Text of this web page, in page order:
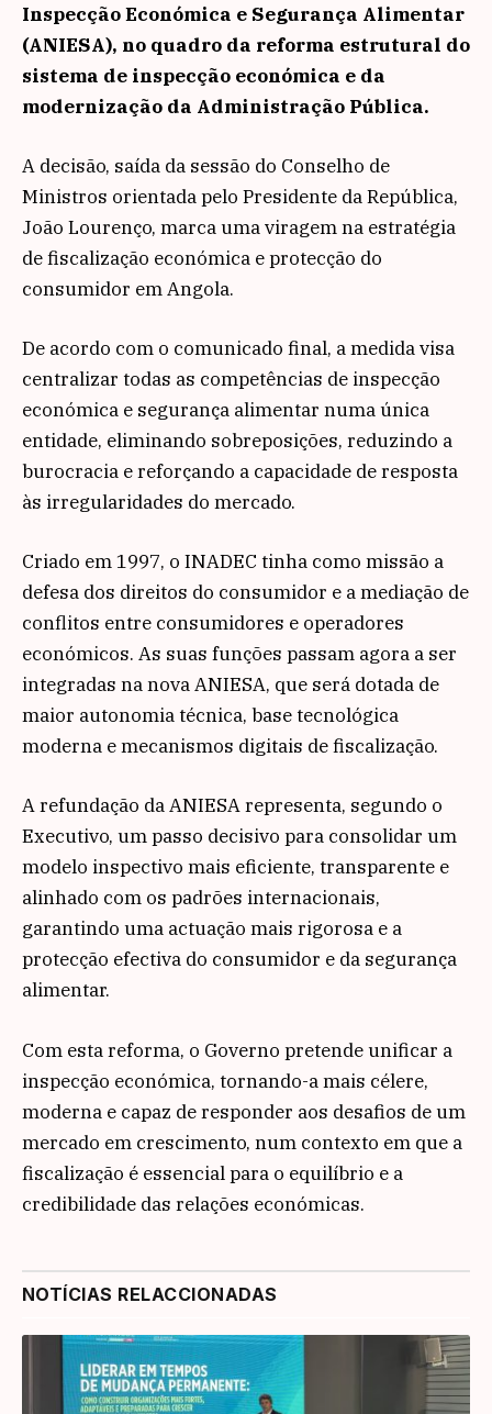
Inspecção Económica e Segurança Alimentar
(ANIESA), no quadro da reforma estrutural do
sistema de inspecção económica e da
modernização da Administração Pública.
A decisão, saída da sessão do Conselho de
Ministros orientada pelo Presidente da República,
João Lourenço, marca uma viragem na estratégia
de fiscalização económica e protecção do
consumidor em Angola.
De acordo com o comunicado final, a medida visa
centralizar todas as competências de inspecção
económica e segurança alimentar numa única
entidade, eliminando sobreposições, reduzindo a
burocracia e reforçando a capacidade de resposta
às irregularidades do mercado.
Criado em 1997, o INADEC tinha como missão a
defesa dos direitos do consumidor e a mediação de
conflitos entre consumidores e operadores
económicos. As suas funções passam agora a ser
integradas na nova ANIESA, que será dotada de
maior autonomia técnica, base tecnológica
moderna e mecanismos digitais de fiscalização.
A refundação da ANIESA representa, segundo o
Executivo, um passo decisivo para consolidar um
modelo inspectivo mais eficiente, transparente e
alinhado com os padrões internacionais,
garantindo uma actuação mais rigorosa e a
protecção efectiva do consumidor e da segurança
alimentar.
Com esta reforma, o Governo pretende unificar a
inspecção económica, tornando-a mais célere,
moderna e capaz de responder aos desafios de um
mercado em crescimento, num contexto em que a
fiscalização é essencial para o equilíbrio e a
credibilidade das relações económicas.
NOTÍCIAS RELACCIONADAS